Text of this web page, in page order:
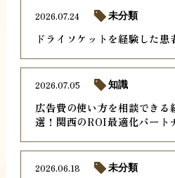
ドライソケットを経験した
2026.07.24 未分類
広告費の使い方を相談できる
選！関西のROI最適化パート
2026.07.05 知識
2026.06.18 未分類